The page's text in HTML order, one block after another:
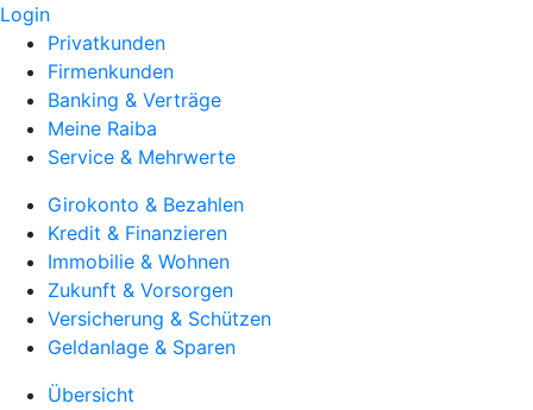
Login
Privatkunden
Firmenkunden
Banking & Verträge
Meine Raiba
Service & Mehrwerte
Girokonto & Bezahlen
Kredit & Finanzieren
Immobilie & Wohnen
Zukunft & Vorsorgen
Versicherung & Schützen
Geldanlage & Sparen
Übersicht